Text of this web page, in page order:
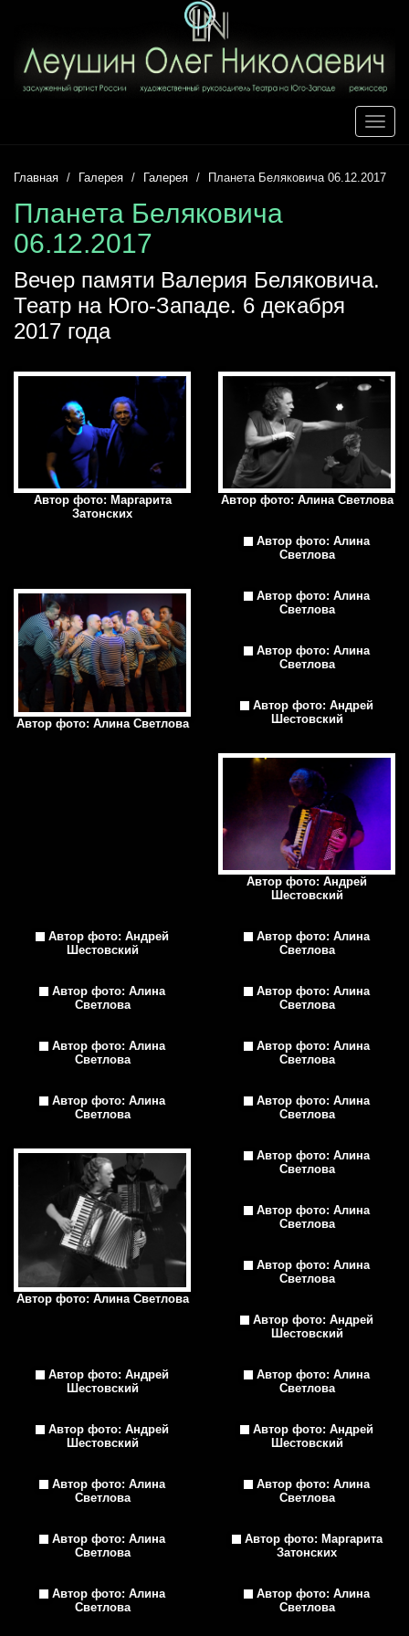
Toggle
Главная Галерея Галерея Планета Беляковича 06.12.2017
Планета Беляковича
06.12.2017
Вечер памяти Валерия Беляковича.
Театр на Юго-Западе. 6 декабря
2017 года
Автор фото: Маргарита
Затонских
Автор фото: Алина Светлова
Автор фото: Алина
Светлова
Автор фото: Алина Светлова
Автор фото: Алина
Светлова
Автор фото: Алина
Светлова
Автор фото: Андрей
Шестовский
Автор фото: Андрей
Шестовский
Автор фото: Андрей
Шестовский
Автор фото: Алина
Светлова
Автор фото: Алина
Светлова
Автор фото: Алина
Светлова
Автор фото: Алина
Светлова
Автор фото: Алина
Светлова
Автор фото: Алина
Светлова
Автор фото: Алина
Светлова
Автор фото: Алина Светлова
Автор фото: Алина
Светлова
Автор фото: Алина
Светлова
Автор фото: Алина
Светлова
Автор фото: Андрей
Шестовский
Автор фото: Андрей
Шестовский
Автор фото: Алина
Светлова
Автор фото: Андрей
Шестовский
Автор фото: Андрей
Шестовский
Автор фото: Алина
Светлова
Автор фото: Алина
Светлова
Автор фото: Алина
Светлова
Автор фото: Маргарита
Затонских
Автор фото: Алина
Светлова
Автор фото: Алина
Светлова